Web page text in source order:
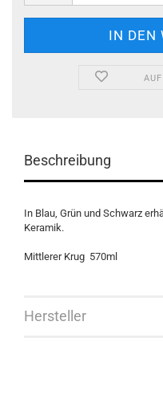
Beschreibung
In Blau, Grün und Schwarz
Keramik.
Mittlerer Krug 570ml
Hersteller